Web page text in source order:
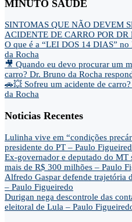
MINUTO SAÚDE
SINTOMAS QUE NÃO DEVEM
ACIDENTE DE CARRO POR
O que é a “LEI DOS 14 DIAS”
da Rocha
🎥 Quando eu devo procurar um
carro? Dr. Bruno da Rocha
🚗💥 Sofreu um acidente de
da Rocha
Noticias Recentes
Lulinha vive em “condições
presidente do PT – Paulo
Ex-governador e deputado do MT
mais de R$ 300 milhões – Paulo
Alfredo Gaspar defende trajetória
– Paulo Figueiredo
Durigan nega descontrole das
eleitoral de Lula – Paulo